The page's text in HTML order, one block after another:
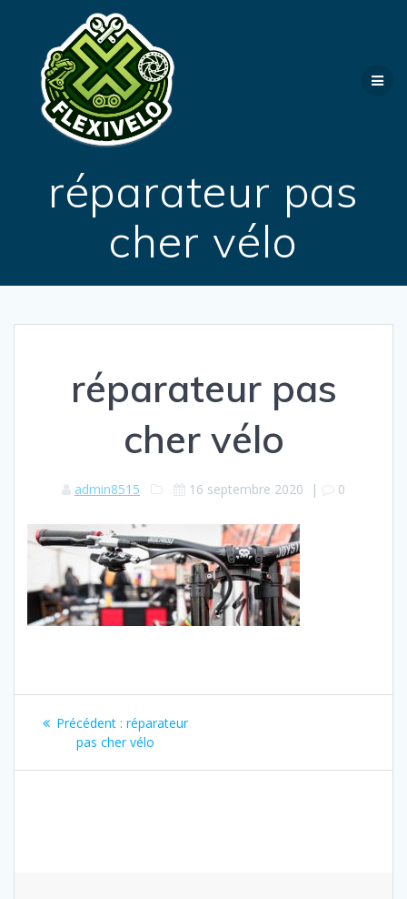
réparateur pas
cher vélo
réparateur pas
cher vélo
admin8515 16 septembre 2020 | 0
Navigation
Précédent : Article
précédent
réparateur
pas cher vélo